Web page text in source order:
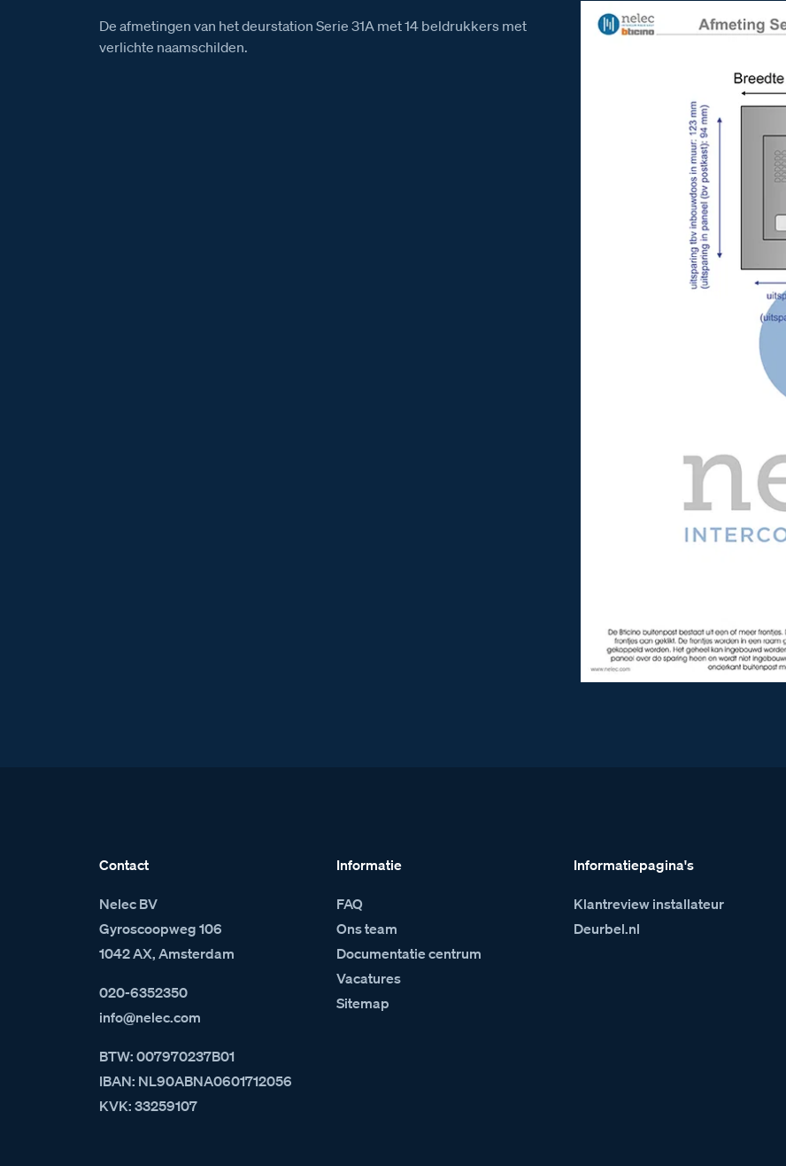
De afmetingen van het deurstation Serie 31A met 14 beldrukkers met
verlichte naamschilden.
Contact
Nelec BV
Gyroscoopweg 106
1042 AX, Amsterdam
020-6352350
info@nelec.com
BTW: 007970237B01
IBAN: NL90ABNA0601712056
KVK: 33259107
Informatie
FAQ
Ons team
Documentatie centrum
Vacatures
Sitemap
Informatiepagina's
Klantreview installateur
Deurbel.nl